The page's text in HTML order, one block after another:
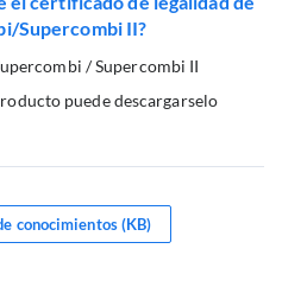
Supercombi II?
/ Supercombi II
puede descargarselo
conocimientos (KB)